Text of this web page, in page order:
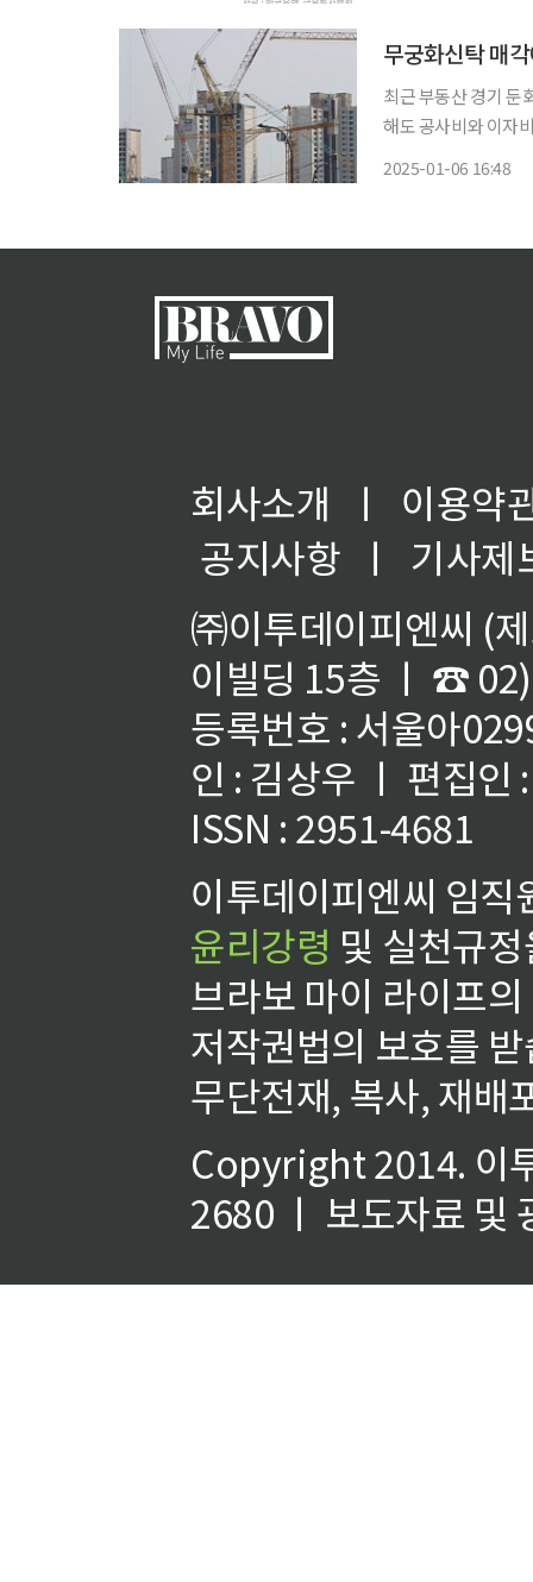
무궁화신탁 매
최근 부동산 경기 둔
해도 공사비와 이자
2025-01-06 16:48
회사소개 ㅣ
이용약
공지사항
ㅣ
기사제
㈜이투데이피엔씨 (
이빌딩 15층 ㅣ ☎
등록번호 : 서울아
인 : 김상우 ㅣ 편집인
ISSN : 2951-4681
이투데이피엔씨 임
윤리강령 및 실천규
브라보 마이 라이프
저작권법의 보호를
무단전재, 복사, 재배
Copyright 2014. 이
2680 ㅣ 보도자료